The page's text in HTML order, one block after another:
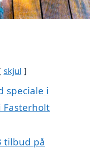
skjul
speciale i
tilbud på